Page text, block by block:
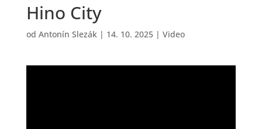
Hino City
od Antonín Slezák| 14. 10. 2025| Video